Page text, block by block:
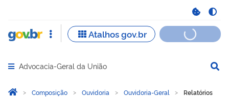
Abrir menu principal de navegação
Advocacia-Geral da União
Você está aqui:
Página Inicial
Composição Ouvidoria Ouvidoria-Geral Relatórios